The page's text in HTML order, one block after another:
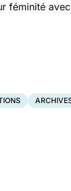
féminité